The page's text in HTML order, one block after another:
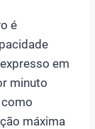
é
em
minuto
máxima